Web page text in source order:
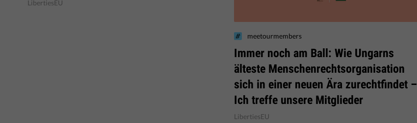
LibertiesEU
meetourmembers
Immer noch am Ball: Wie Ungarns
älteste Menschenrechtsorganisation
sich in einer neuen Ära zurechtfindet –
Ich treffe unsere Mitglieder
LibertiesEU